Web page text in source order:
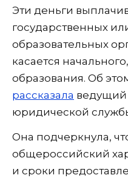
Эти деньги
государственных
образовательных
касается
образования. Об
рассказала ведущий
юридической
Она подчеркнула,
общероссийский
и сроки